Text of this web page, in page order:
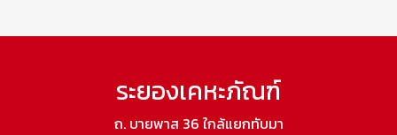
ระยองเคหะภัณฑ์
ถ. บายพาส 36 ใกล้แยกทับมา